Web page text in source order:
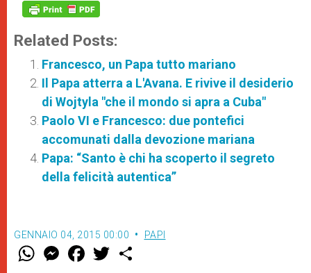
Related Posts:
Francesco, un Papa tutto mariano
Il Papa atterra a L'Avana. E rivive il desiderio
di Wojtyla "che il mondo si apra a Cuba"
Paolo VI e Francesco: due pontefici
accomunati dalla devozione mariana
Papa: “Santo è chi ha scoperto il segreto
della felicità autentica”
GENNAIO 04, 2015 00:00 PAPI
W M
e
F
a w